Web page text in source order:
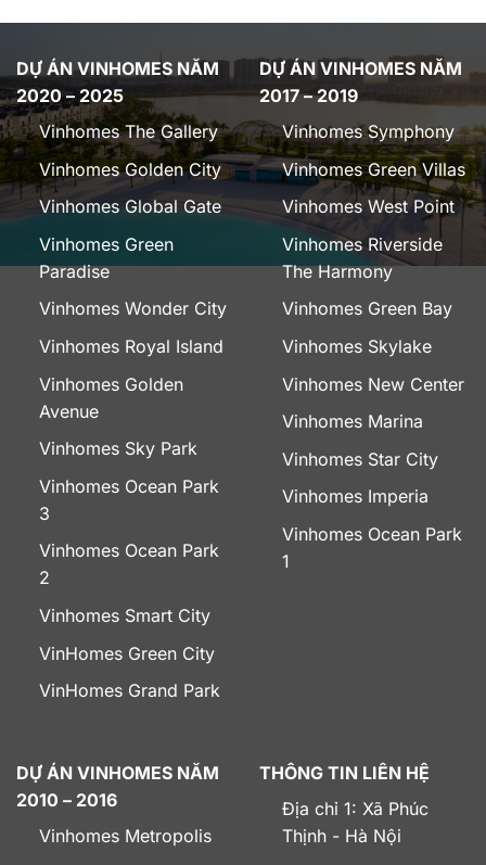
DỰ ÁN VINHOMES NĂM
2020 – 2025
Vinhomes The Gallery
Vinhomes Golden City
Vinhomes Global Gate
Vinhomes Green
Paradise
Vinhomes Wonder City
Vinhomes Royal Island
Vinhomes Golden
Avenue
Vinhomes Sky Park
Vinhomes Ocean Park
3
Vinhomes Ocean Park
2
Vinhomes Smart City
VinHomes Green City
VinHomes Grand Park
DỰ ÁN VINHOMES NĂM
2017 – 2019
Vinhomes Symphony
Vinhomes Green Villas
Vinhomes West Point
Vinhomes Riverside
The Harmony
Vinhomes Green Bay
Vinhomes Skylake
Vinhomes New Center
Vinhomes Marina
Vinhomes Star City
Vinhomes Imperia
Vinhomes Ocean Park
1
DỰ ÁN VINHOMES NĂM
2010 – 2016
Vinhomes Metropolis
THÔNG TIN LIÊN HỆ
Địa chỉ 1: Xã Phúc
Thịnh - Hà Nội